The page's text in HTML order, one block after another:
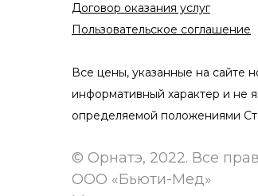
Договор оказания услуг
Пользовательское соглашение
Все цены, указанные на сайте
информативный характер и не
определяемой положениями
© Орнатэ, 2022. Все
ООО «Бьюти-Мед»
Сайт использует cookie-файлы, чтобы сделать ваше
персональных данныхипользовательским
Принять